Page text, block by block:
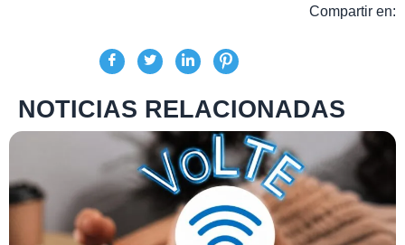
Compartir en:
NOTICIAS RELACIONADAS